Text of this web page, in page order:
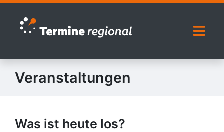
Zur Navigation springen
Zum Inhalt springen
Veranstaltungen
Was ist heute los?